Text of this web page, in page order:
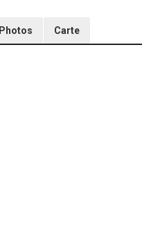
Photos Carte